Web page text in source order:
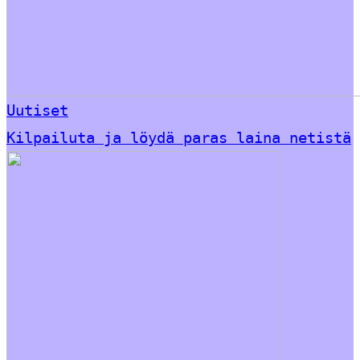
Uutiset
Kilpailuta ja löydä paras laina netistä